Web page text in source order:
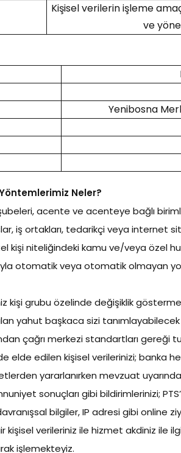
Kişisel verilerin işleme
ve
Yenibosna
Neler?
acente ve acenteye bağlı
iş ortakları, tedarikçi veya
niteliğindeki kamu ve/veya özel
otomatik veya otomatik olmayan
kişi grubu özelinde değişiklik
yahut başkaca sizi
çağrı merkezi standartları
elde edilen kişisel verilerinizi; banka
yararlanırken mevzuat
sonuçları gibi bildirimlerinizi;
bilgiler, IP adresi gibi online
verileriniz ile hizmet akdiniz ile
işlemekteyiz.